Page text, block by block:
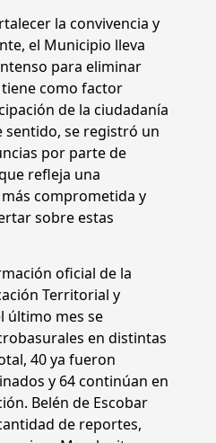
la convivencia y
el Municipio lleva
para eliminar
como factor
de la ciudadanía
sentido, se registró un
por parte de
refleja una
comprometida y
sobre estas
oficial de la
Territorial y
último mes se
en distintas
40 ya fueron
y 64 continúan en
Belén de Escobar
de reportes,